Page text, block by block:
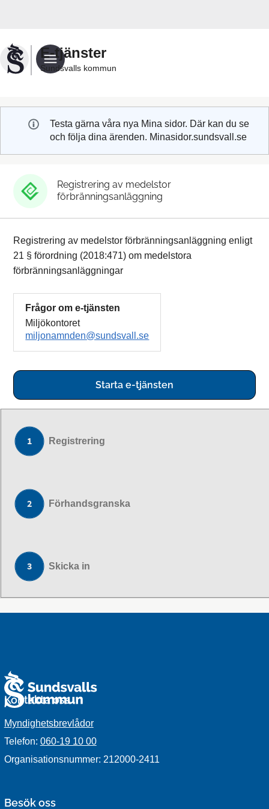
Sundsvalls
kommuns
e-
E-tjänster
Sundsvalls kommun
Testa gärna våra nya Mina sidor. Där kan du se
och följa dina ärenden. Minasidor.sundsvall.se
Registrering av medelstor
förbränningsanläggning
Registrering av medelstor förbränningsanläggning enligt
21 § förordning (2018:471) om medelstora
förbränningsanläggningar
Frågor om e-tjänsten
Miljökontoret
miljonamnden@sundsvall.se
Starta e-tjänsten
Registrering
Förhandsgranska
Skicka in
Kontakta oss
Myndighetsbrevlådor
Telefon: 060-19 10 00
Organisationsnummer: 212000-2411
Besök oss